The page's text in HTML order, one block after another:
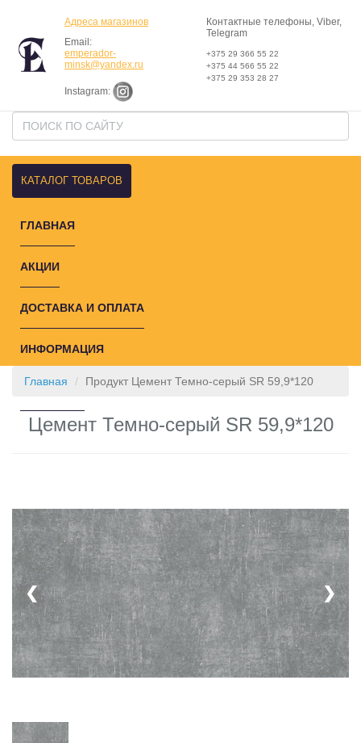
Адреса магазинов
Email:
emperador-
minsk@yandex.ru
Instagram:
Контактные телефоны, Viber,
Telegram
+375 29 366 55 22
+375 44 566 55 22
+375 29 353 28 27
КАТАЛОГ ТОВАРОВ
ГЛАВНАЯ
АКЦИИ
ДОСТАВКА И ОПЛАТА
ИНФОРМАЦИЯ
Главная Продукт Цемент Темно-серый SR 59,9*120
Цемент Темно-серый SR 59,9*120
❮ ❯